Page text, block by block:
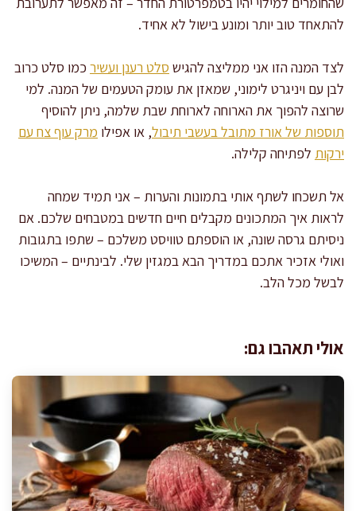
להתאחד טוב יותר ומונע בישול לא אחיד.
לצד המנה הזו אני ממליצה להגיש סלט רענן ועשיר כמו סלט כרוב
לבן עם ויניגרט לימוני, שמאזן את עומק הטעמים של המנה. למי
שרוצה להפוך את הארוחה לארוחת שבת שלמה, ניתן להוסיף
תוספות של אורז מתובל בעשבי תיבול, או אפילו מרק עוף צח עם
ירקות לפתיחה קלילה.
אל תשכחו לשתף אותי בתמונות והערות – אני תמיד שמחה
לראות איך המתכונים מקבלים חיים חדשים במטבחים שלכם. אם
ניסיתם גרסה שונה, או הוספתם טוויסט משלכם – שתפו בתגובות
ואולי אזכיר אתכם במדריך הבא במגזין שלי. לבינתיים – המשיכו
לבשל מכל הלב.
אולי תאהבו גם: